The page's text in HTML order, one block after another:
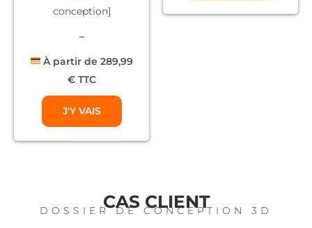
conception]
–
À partir de 289,99
€ TTC
J'Y VAIS
CAS CLIENT
DOSSIER DE CONCEPTION 3D